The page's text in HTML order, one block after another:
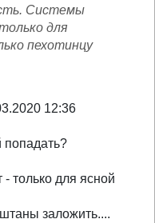
Системы
для
пехотинцу
12:36
попадать?
только для ясной
заложить....